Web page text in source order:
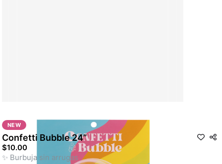
NEW
Confetti Bubble 24”
$10.00
✨ Burbuja sin arrugas